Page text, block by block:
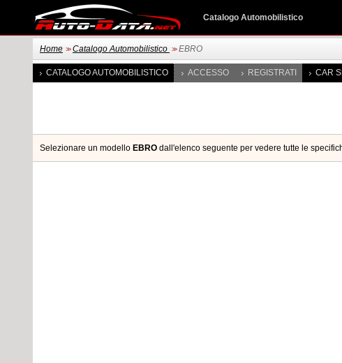
Catalogo Automobilistico
Home >> Catalogo Automobilistico >> EBRO
CATALOGO AUTOMOBILISTICO ACCESSO REGISTRATI CAR
Selezionare un modello EBRO dall'elenco seguente per vedere tutte le